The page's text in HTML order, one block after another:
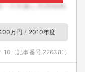
万円 2010年度
10 （記事番号:226381 ）